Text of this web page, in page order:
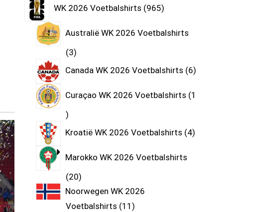
WK 2026 Voetbalshirts 965
Australië WK 2026 Voetbalshirts
3
Canada WK 2026 Voetbalshirts 6
Curaçao WK 2026 Voetbalshirts 1
Kroatië WK 2026 Voetbalshirts 4
Marokko WK 2026 Voetbalshirts
20
Noorwegen WK 2026
Voetbalshirts 11